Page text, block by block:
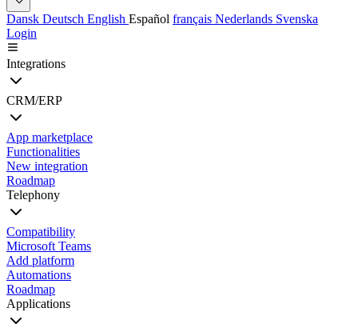
Dansk Deutsch English Español français Nederlands Svenska
Login
Integrations
CRM/ERP
App marketplace
Functionalities
New integration
Roadmap
Telephony
Compatibility
Microsoft Teams
Add platform
Automations
Roadmap
Applications